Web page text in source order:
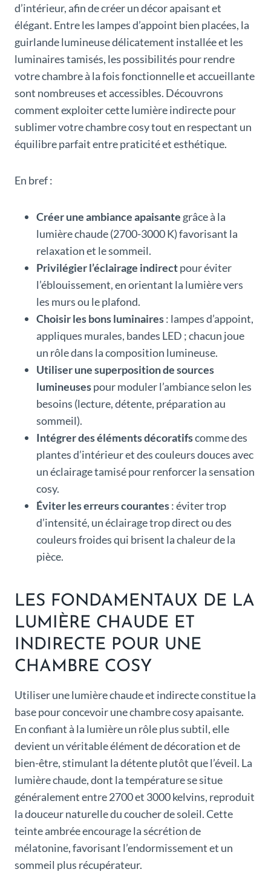
d’intérieur, afin de créer un décor apaisant et
élégant. Entre les lampes d’appoint bien placées, la
guirlande lumineuse délicatement installée et les
luminaires tamisés, les possibilités pour rendre
votre chambre à la fois fonctionnelle et accueillante
sont nombreuses et accessibles. Découvrons
comment exploiter cette lumière indirecte pour
sublimer votre chambre cosy tout en respectant un
équilibre parfait entre praticité et esthétique.
En bref :
Créer une ambiance apaisante grâce à la
lumière chaude (2700-3000 K) favorisant la
relaxation et le sommeil.
Privilégier l’éclairage indirectpour éviter
l’éblouissement, en orientant la lumière vers
les murs ou le plafond.
Choisir les bons luminaires: lampes d’appoint,
appliques murales, bandes LED ; chacun joue
un rôle dans la composition lumineuse.
Utiliser une superposition de sources
lumineusespour moduler l’ambiance selon les
besoins (lecture, détente, préparation au
sommeil).
Intégrer des éléments décoratifscomme des
plantes d’intérieur et des couleurs douces avec
un éclairage tamisé pour renforcer la sensation
cosy.
Éviter les erreurs courantes: éviter trop
d’intensité, un éclairage trop direct ou des
couleurs froides qui brisent la chaleur de la
pièce.
LES FONDAMENTAUX DE LA
LUMIÈRE CHAUDE ET
INDIRECTE POUR UNE
CHAMBRE COSY
Utiliser une lumière chaude et indirecte constitue la
base pour concevoir une chambre cosy apaisante.
En confiant à la lumière un rôle plus subtil, elle
devient un véritable élément de décoration et de
bien-être, stimulant la détente plutôt que l’éveil. La
lumière chaude, dont la température se situe
généralement entre 2700 et 3000 kelvins, reproduit
la douceur naturelle du coucher de soleil. Cette
teinte ambrée encourage la sécrétion de
mélatonine, favorisant l’endormissement et un
sommeil plus récupérateur.